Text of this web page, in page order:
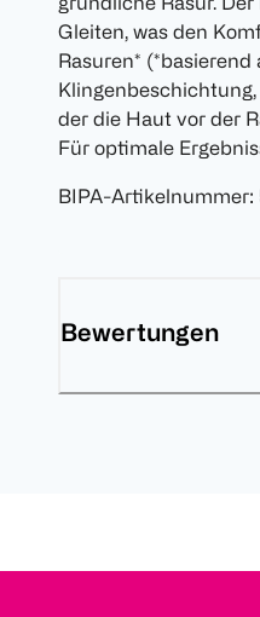
Gleiten, was den
Rasuren* (*basierend
der die Haut vor der
Für optimale
BIPA-Artikelnummer:
Bewertungen